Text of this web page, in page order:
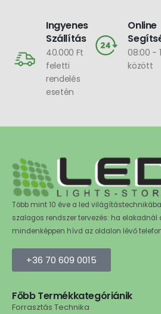
Ingyenes
Szállítás
40.000 Ft
feletti
rendelés
esetén
Online
08:00 -
között
Több mint 10 éve a led
szalagos rendszer tervezés: ha elakadnál
mindenképpen hívd az oldalon lévő
+36 70 609 0015
Főbb Termékkategóriánik
Forrasztás Technika